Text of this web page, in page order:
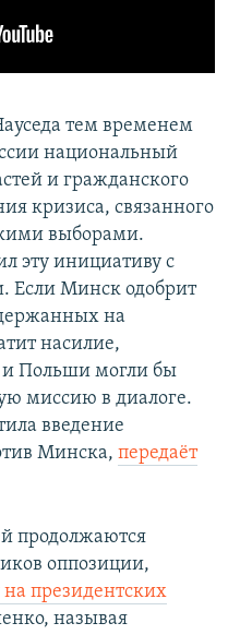
тем временем
национальный
и гражданского
кризиса, связанного
выборами.
эту инициативу с
Если Минск одобрит
на
насилие,
Польши могли бы
миссию в диалоге.
введение
Минска, передаёт
продолжаются
оппозиции,
на президентских
называя